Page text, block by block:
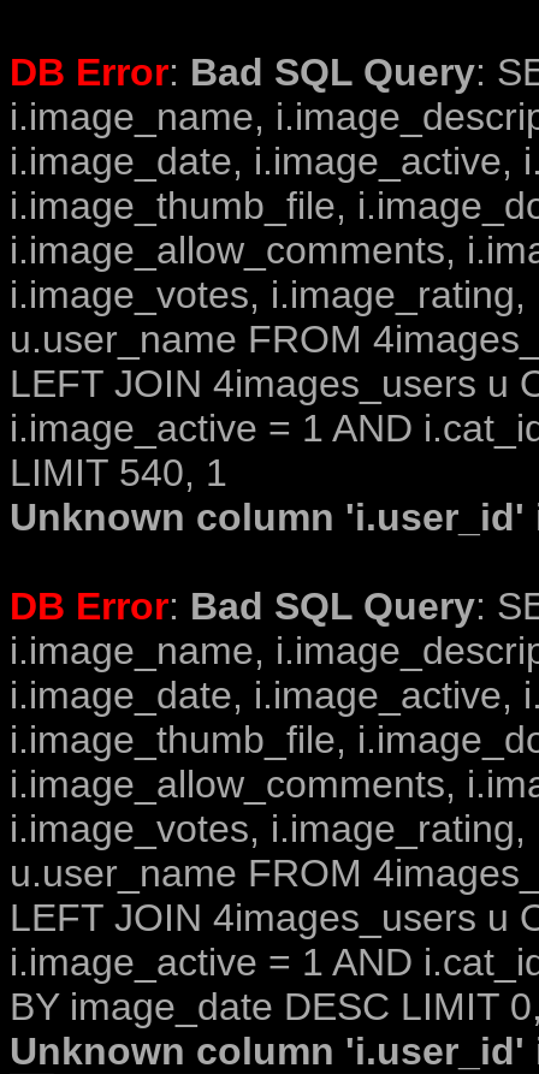
DB Error: Bad SQL Query:
i.image_name,
i.image_date, i.image_active,
i.image_thumb_file,
i.image_allow_comments,
i.image_votes,
u.user_name FROM
LEFT JOIN 4images_users u
i.image_active = 1 AND
LIMIT 540, 1
Unknown column
DB Error: Bad SQL Query:
i.image_name,
i.image_date, i.image_active,
i.image_thumb_file,
i.image_allow_comments,
i.image_votes,
u.user_name FROM
LEFT JOIN 4images_users u
i.image_active = 1 AND
BY image_date DESC LIMIT
Unknown column